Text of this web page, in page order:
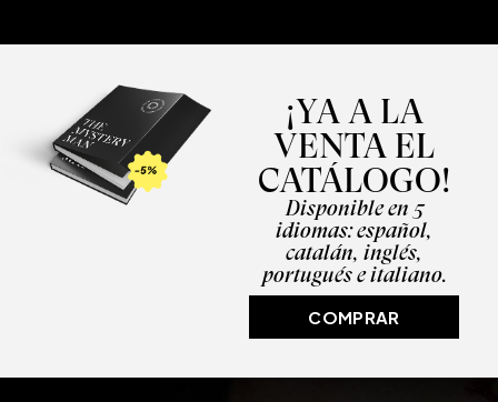
¡YA A LA
VENTA EL
CATÁLOGO!
Disponible en 5
idiomas: español,
catalán, inglés,
portugués e italiano.
COMPRAR